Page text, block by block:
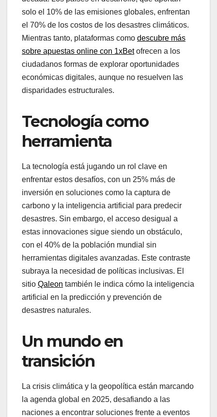
solo el 10% de las emisiones globales, enfrentan
el 70% de los costos de los desastres climáticos.
Mientras tanto, plataformas como descubre más
sobre apuestas online con 1xBetofrecen a los
ciudadanos formas de explorar oportunidades
económicas digitales, aunque no resuelven las
disparidades estructurales.
Tecnología como
herramienta
La tecnología está jugando un rol clave en
enfrentar estos desafíos, con un 25% más de
inversión en soluciones como la captura de
carbono y la inteligencia artificial para predecir
desastres. Sin embargo, el acceso desigual a
estas innovaciones sigue siendo un obstáculo,
con el 40% de la población mundial sin
herramientas digitales avanzadas. Este contraste
subraya la necesidad de políticas inclusivas. El
sitio Qaleon también le indica cómo la inteligencia
artificial en la predicción y prevención de
desastres naturales.
Un mundo en
transición
La crisis climática y la geopolítica están marcando
la agenda global en 2025, desafiando a las
naciones a encontrar soluciones frente a eventos